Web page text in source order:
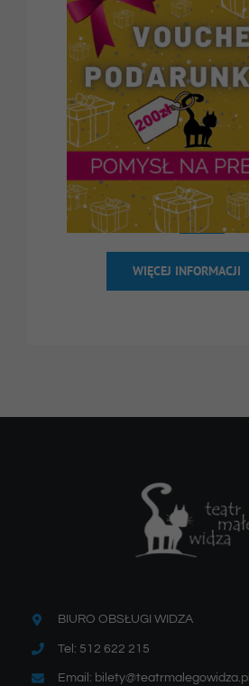
WIĘCEJ INFORMACJI
BIURO OBSŁUGI WIDZA
Tel: 512 622 215
Email: bilety@teatrmalegowidza.pl